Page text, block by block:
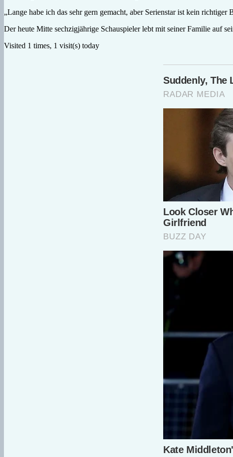
„Lange habe ich das sehr gern gemacht, aber Serienstar ist kein
Der heute Mitte sechzigjährige Schauspieler lebt mit seiner Familie auf
Visited 1 times, 1 visit(s) today